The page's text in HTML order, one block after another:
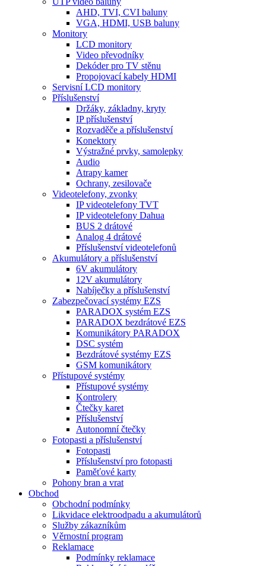
AHD, TVI, CVI baluny
VGA, HDMI, USB baluny
Monitory
LCD monitory
Video převodníky
Dekóder pro TV stěnu
Propojovací kabely HDMI
Servisní LCD monitory
Příslušenství
Držáky, základny, kryty
IP příslušenství
Rozvaděče a příslušenství
Konektory
Výstražné prvky, samolepky
Audio
Atrapy kamer
Ochrany, zesilovače
Videotelefony, zvonky
IP videotelefony TVT
IP videotelefony Dahua
BUS 2 drátové
Analog 4 drátové
Příslušenství videotelefonů
Akumulátory a příslušenství
6V akumulátory
12V akumulátory
Nabíječky a příslušenství
Zabezpečovací systémy EZS
PARADOX systém EZS
PARADOX bezdrátové EZS
Komunikátory PARADOX
DSC systém
Bezdrátové systémy EZS
GSM komunikátory
Přístupové systémy
Přístupové systémy
Kontrolery
Čtečky karet
Příslušenství
Autonomní čtečky
Fotopasti a příslušenství
Fotopasti
Příslušenství pro fotopasti
Paměťové karty
Pohony bran a vrat
Obchod
Obchodní podmínky
Likvidace elektroodpadu a akumulátorů
Služby zákazníkům
Věrnostní program
Reklamace
Podmínky reklamace